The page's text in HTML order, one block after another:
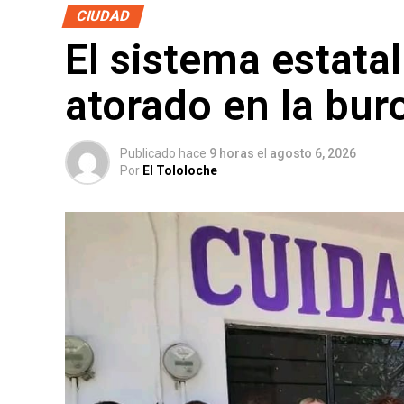
CIUDAD
El sistema
atorado en la
Publicado hace 9 horas el agosto 6, 2026
Por El Tololoche